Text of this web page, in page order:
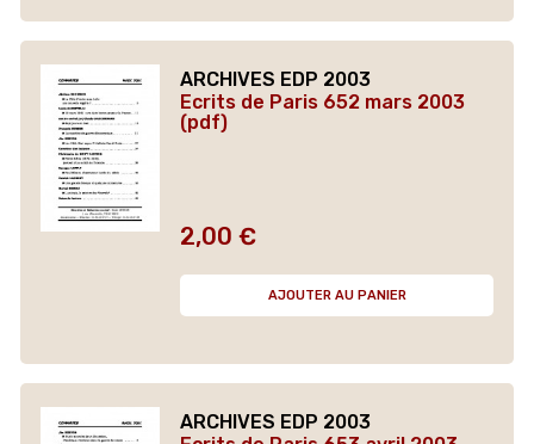
ARCHIVES EDP 2003
Ecrits de Paris 652 mars 2003
(pdf)
Prix
2,00 €
AJOUTER AU PANIER
ARCHIVES EDP 2003